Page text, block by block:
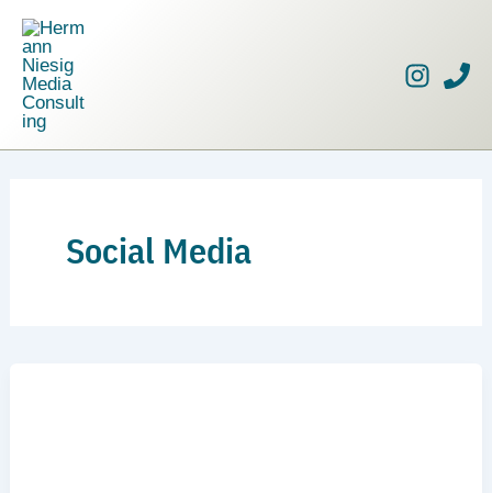
Zum
Inhalt
springen
Social Media